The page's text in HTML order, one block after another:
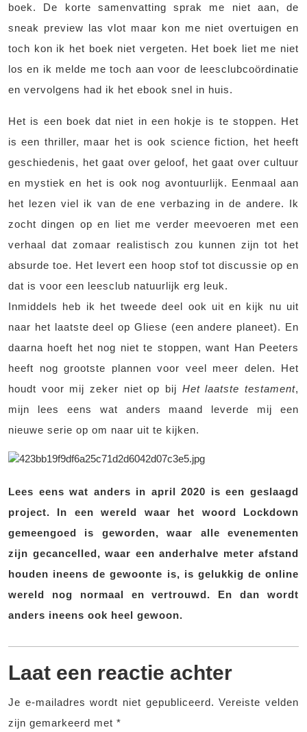
boek. De korte samenvatting sprak me niet aan, de
sneak preview las vlot maar kon me niet overtuigen en
toch kon ik het boek niet vergeten. Het boek liet me niet
los en ik melde me toch aan voor de leesclubcoördinatie
en vervolgens had ik het ebook snel in huis.
Het is een boek dat niet in een hokje is te stoppen. Het
is een thriller, maar het is ook science fiction, het heeft
geschiedenis, het gaat over geloof, het gaat over cultuur
en mystiek en het is ook nog avontuurlijk. Eenmaal aan
het lezen viel ik van de ene verbazing in de andere. Ik
zocht dingen op en liet me verder meevoeren met een
verhaal dat zomaar realistisch zou kunnen zijn tot het
absurde toe. Het levert een hoop stof tot discussie op en
dat is voor een leesclub natuurlijk erg leuk.
Inmiddels heb ik het tweede deel ook uit en kijk nu uit
naar het laatste deel op Gliese (een andere planeet). En
daarna hoeft het nog niet te stoppen, want Han Peeters
heeft nog grootste plannen voor veel meer delen. Het
houdt voor mij zeker niet op bij Het laatste testament,
mijn lees eens wat anders maand leverde mij een
nieuwe serie op om naar uit te kijken.
Lees eens wat anders in april 2020 is een geslaagd
project. In een wereld waar het woord Lockdown
gemeengoed is geworden, waar alle evenementen
zijn gecancelled, waar een anderhalve meter afstand
houden ineens de gewoonte is, is gelukkig de online
wereld nog normaal en vertrouwd. En dan wordt
anders ineens ook heel gewoon.
Laat een reactie achter
Je e-mailadres wordt niet gepubliceerd. Vereiste velden
zijn gemarkeerd met *